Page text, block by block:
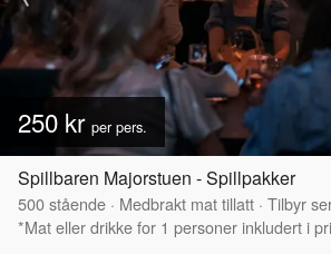
250 kr per pers.
Spillbaren Majorstuen - Spillpakker
500stående · Medbrakt mat tillatt · Tilbyr
*Mat eller drikke for 1 personer inkludert i